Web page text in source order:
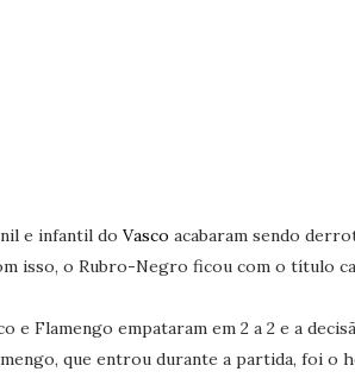
e infantil do Vasco acabaram sendo
isso, o Rubro-Negro ficou com o título
e Flamengo empataram em 2 a 2 e a
que entrou durante a partida, foi o